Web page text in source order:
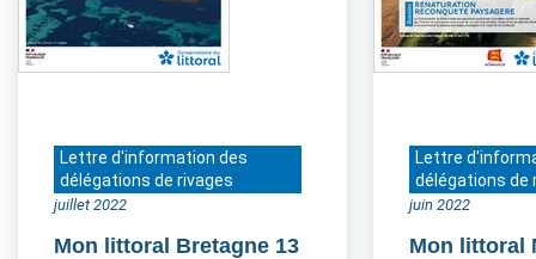
Lettre d'information des
délégations de rivages
juillet 2022
Mon littoral Bretagne 13
Lettre
délégations de
juin 2022
Mon littoral